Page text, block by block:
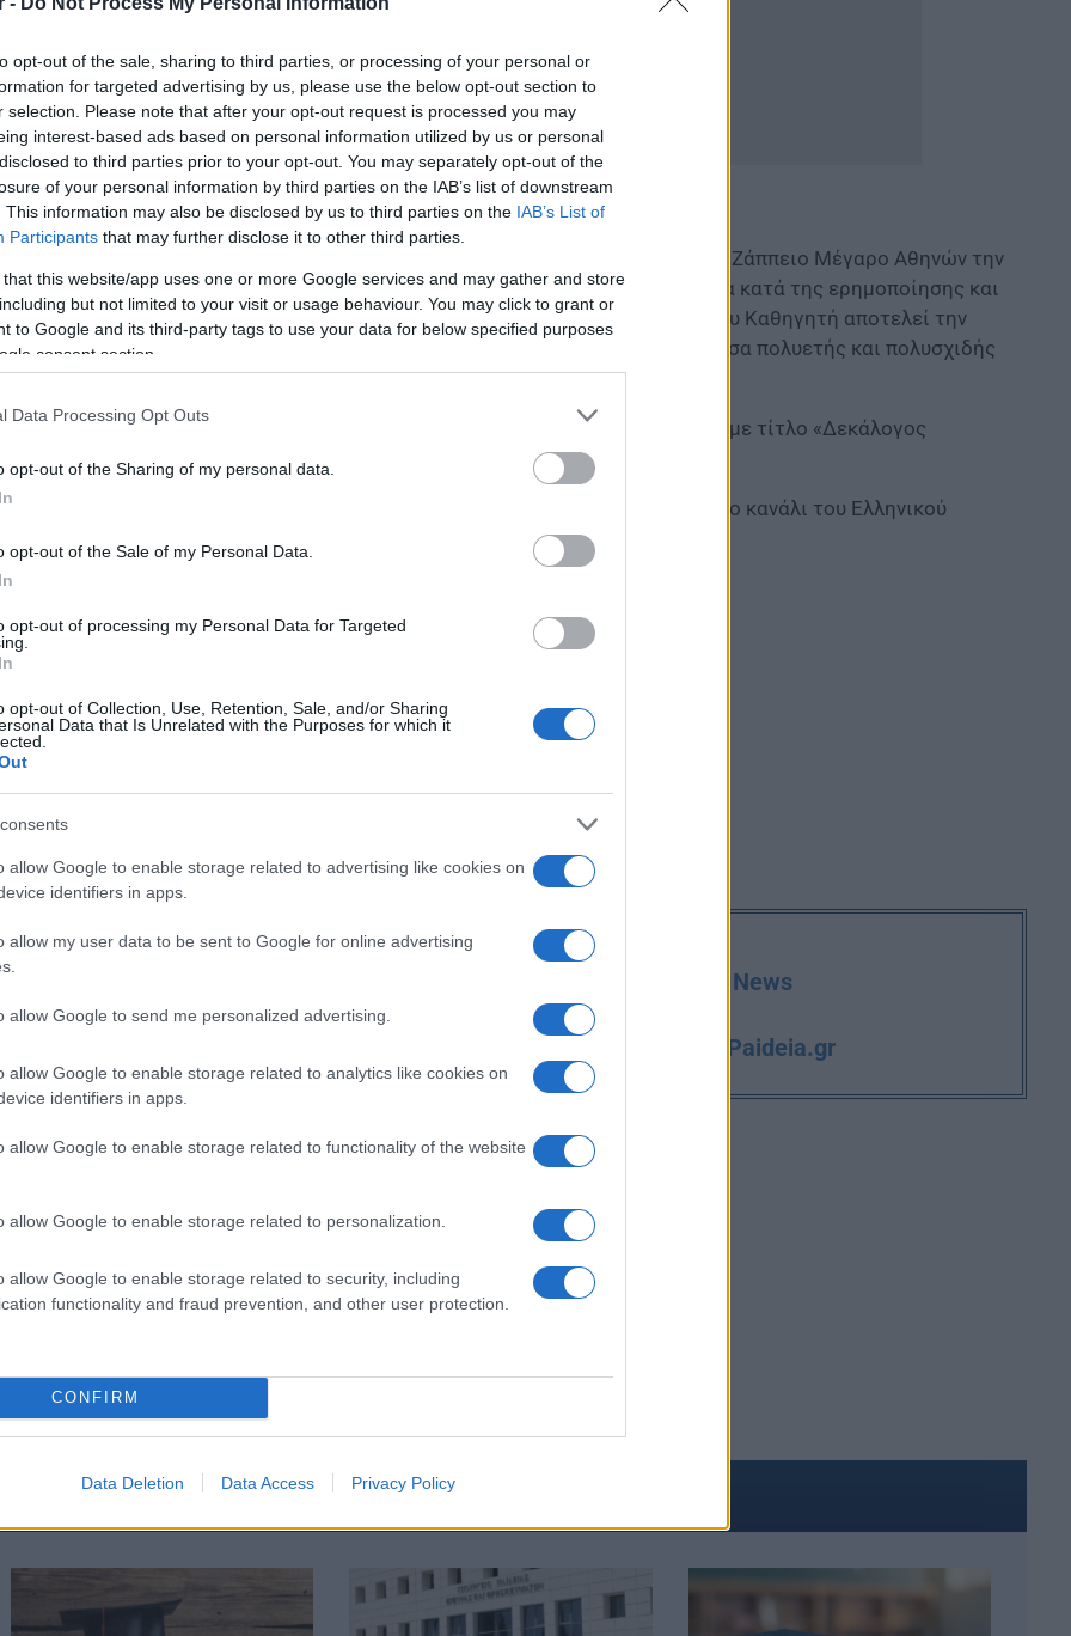
opt-out of the sale, sharing to third parties, or processing of your personal or
for targeted advertising by us, please use the below opt-out section to
selection. Please note that after your opt-out request is processed you may
interest-based ads based on personal information utilized by us or personal
to third parties prior to your opt-out. You may separately opt-out of the
of your personal information by third parties on the IAB’s list of downstream
This information may also be disclosed by us to third parties on the IAB’s List of
Participants that may further disclose it to other third parties.
that this website/app uses one or more Google services and may gather and store
but not limited to your visit or usage behaviour. You may click to grant or
to Google and its third-party tags to use your data for below specified purposes
consent section.
Data Processing Opt Outs
opt-out of the Sharing of my personal data.
opt-out of the Sale of my Personal Data.
opt-out of processing my Personal Data for Targeted
opt-out of Collection, Use, Retention, Sale, and/or Sharing
Data that Is Unrelated with the Purposes for which it
allow Google to enable storage related to advertising like cookies on
identifiers in apps.
allow my user data to be sent to Google for online advertising
allow Google to send me personalized advertising.
allow Google to enable storage related to analytics like cookies on
identifiers in apps.
allow Google to enable storage related to functionality of the website
allow Google to enable storage related to personalization.
allow Google to enable storage related to security, including
functionality and fraud prevention, and other user protection.
CONFIRM
Data Deletion Data Access Privacy Policy
απονομής του τίτλου του Επίτιμου Καθηγητή θα πραγματοποιηθεί στο Ζάππειο Μέγαρο Αθηνών την
17 Ιουνίου 2022, ημερομηνία που συμπίπτει με την Παγκόσμια Ημέρα κατά της ερημοποίησης και
ξηρασίας του πλανήτη. Επισημαίνεται ότι η απόδοση του τίτλου του Επίτιμου Καθηγητή αποτελεί την
ακαδημαϊκή διάκριση και με αυτήν αναδεικνύεται η διεθνώς καταγραφείσα πολυετής και πολυσχιδής
του Πατριάρχη στην προστασία και αναβάθμιση του περιβάλλοντος.
το πέρας του τελετουργικού ο Παναγιώτατος θα πραγματοποιήσει ομιλία με τίτλο «Δεκάλογος
Οἰκολογίας».
αναγόρευσης θα μεταδοθεί ζωντανά μέσω livestreaming από το επίσημο κανάλι του Ελληνικού
Πανεπιστημίου στο youtube https://youtu.be/Y0DWWLc8Muo.
Ακολουθείστε το iPaideia.gr στο Google News
iPaideia.gr
Στην Κατηγορία: ΠΑΙΔΕΙΑ
ΒΑΡΘΟΛΟΜΑΙΟΣ
ΔΙΑΒΑΣΤΕ ΑΚΟΜΑ